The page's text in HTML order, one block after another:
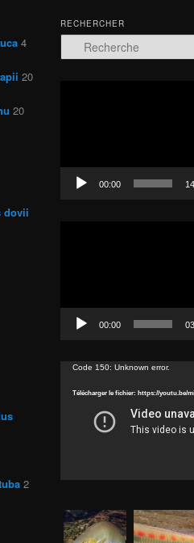
4
20
20
dovii
2
RECHERCHER
e
e
00:00
00:00
Lecteur
Code 150: Unknown error.
Télécharger le fichier: https://youtu.be/